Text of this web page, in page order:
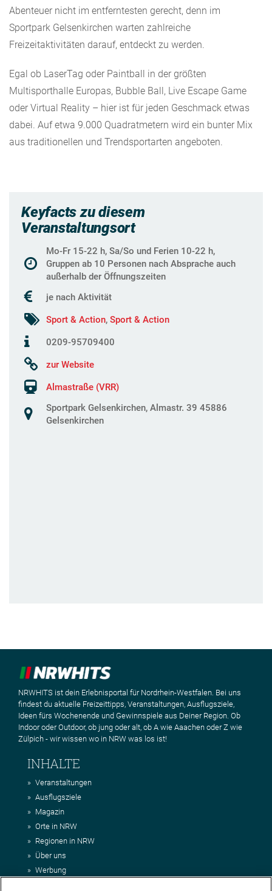
Abenteuer nicht im entferntesten gerecht, denn im
Sportpark Gelsenkirchen warten zahlreiche
Freizeitaktivitäten darauf, entdeckt zu werden.
Egal ob LaserTag oder Paintball in der größten
Multisporthalle Europas, Bubble Ball, Live Escape Game
oder Virtual Reality – hier ist für jeden Geschmack etwas
dabei. Auf etwa 9.000 Quadratmetern wird ein bunter Mix
aus traditionellen und Trendsportarten angeboten.
Keyfacts zu diesem
Veranstaltungsort
Mo-Fr 15-22 h, Sa/So und Ferien 10-22 h,
Gruppen ab 10 Personen nach Absprache auch
außerhalb der Öffnungszeiten
je nach Aktivität
Sport & Action, Sport & Action
0209-95709400
zur Website
Almastraße (VRR)
Sportpark Gelsenkirchen, Almastr. 39 45886
Gelsenkirchen
NRWHITS ist dein Erlebnisportal für Nordrhein-Westfalen. Bei uns
findest du aktuelle Freizeittipps, Veranstaltungen, Ausflugsziele,
Ideen fürs Wochenende und Gewinnspiele aus Deiner Region. Ob
Indoor oder Outdoor, ob jung oder alt, ob A wie Aaachen oder Z wie
Zülpich - wir wissen wo in NRW was los ist!
INHALTE
Veranstaltungen
Ausflugsziele
Magazin
Orte in NRW
Regionen in NRW
Über uns
Werbung